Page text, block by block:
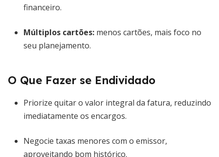
financeiro.
Múltiplos cartões: menos cartões, mais foco no
seu planejamento.
O Que Fazer se Endividado
Priorize quitar o valor integral da fatura, reduzindo
imediatamente os encargos.
Negocie taxas menores com o emissor,
aproveitando bom histórico.